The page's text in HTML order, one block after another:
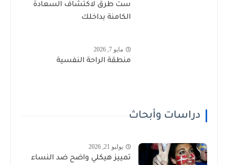
ست طرق لاكتشاف السعادة
الكامنة بداخلك
مايو 7, 2026
منطقة الراحة النفسية
دراسات وأبحاث
يوليو 21, 2026
تمييز هيكلي واضح ضد النساء